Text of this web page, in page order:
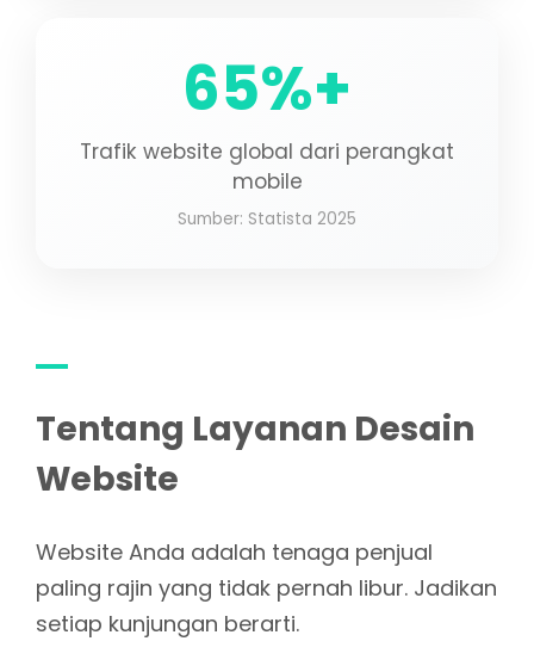
65%+
Trafik website global dari perangkat
mobile
Sumber: Statista 2025
Tentang Layanan Desain
Website
Website Anda adalah tenaga penjual
paling rajin yang tidak pernah libur. Jadikan
setiap kunjungan berarti.